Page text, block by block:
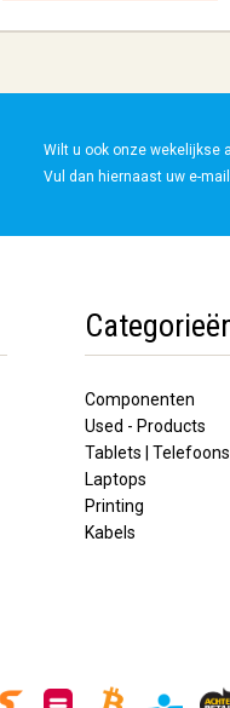
Wilt u ook onze wekelijkse
Vul dan hiernaast uw e-
Componenten
Used - Products
Tablets | Telefoons
Laptops
Printing
Kabels